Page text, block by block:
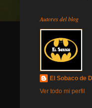
Autores del blog
El Sobaco de
Ver todo mi perfil